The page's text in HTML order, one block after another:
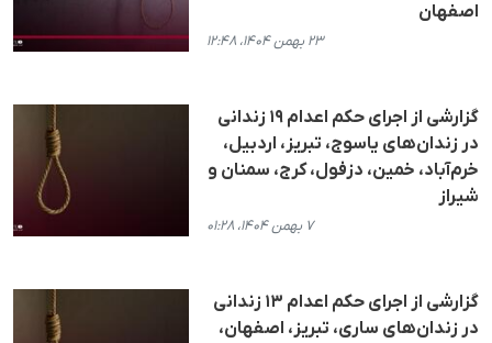
اصفهان
۲۳ بهمن ۱۴۰۴، ۱۲:۴۸
گزارشی از اجرای حکم اعدام ١٩ زندانی
در زندان‌های یاسوج، تبریز، اردبیل،
خرم‌آباد، خمین، دزفول، کرج، سمنان و
شیراز
۷ بهمن ۱۴۰۴، ۰۱:۲۸
گزارشی از اجرای حکم اعدام ۱۳ زندانی
در زندان‌های ساری، تبریز، اصفهان،